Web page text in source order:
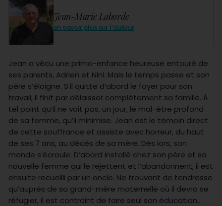
Jean-Marie Laborde
en savoir plus sur l'auteur
Jean a vécu une primo-enfance heureuse entouré de
ses parents, Adrien et Nini. Mais le temps passe et son
père s’éloigne. S’il quitte d’abord le foyer pour son
travail, il finit par délaisser complètement sa famille. À
tel point qu’il ne voit pas, un jour, le mal-être profond
de sa femme, qu’il minimise. Jean est le témoin direct
de cette souffrance et assiste avec horreur, du haut
de ses 7 ans, au décès de sa mère. Dès lors, son
monde s’écroule. D’abord installé chez son père et sa
nouvelle femme qui le rejettent et l’abandonnent, il est
ensuite recueilli par un oncle. Ne trouvant de tendresse
qu’auprès de sa grand-mère maternelle où il devra se
réfugier, il est contraint de faire seul son éducation…